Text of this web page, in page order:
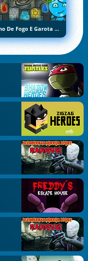
Menino De Fogo E Garota De Água 5: Elementos